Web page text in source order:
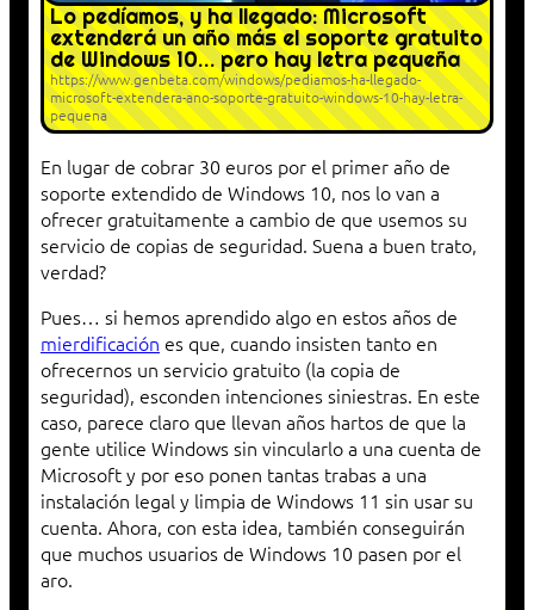
Lo pedíamos, y ha llegado: Microsoft
extenderá un año más el soporte gratuito
de Windows 10… pero hay letra pequeña
https://www.genbeta.com/windows/pediamos-ha-llegado-
microsoft-extendera-ano-soporte-gratuito-windows-10-hay-letra-
pequena
En lugar de cobrar 30 euros por el primer año de
soporte extendido de Windows 10, nos lo van a
ofrecer gratuitamente a cambio de que usemos su
servicio de copias de seguridad. Suena a buen trato,
verdad?
Pues… si hemos aprendido algo en estos años de
mierdificación es que, cuando insisten tanto en
ofrecernos un servicio gratuito (la copia de
seguridad), esconden intenciones siniestras. En este
caso, parece claro que llevan años hartos de que la
gente utilice Windows sin vincularlo a una cuenta de
Microsoft y por eso ponen tantas trabas a una
instalación legal y limpia de Windows 11 sin usar su
cuenta. Ahora, con esta idea, también conseguirán
que muchos usuarios de Windows 10 pasen por el
aro.